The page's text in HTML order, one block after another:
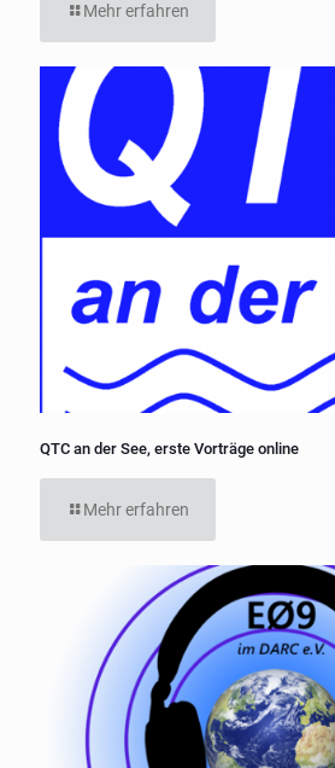
Mehr erfahren
QTC an der See, erste Vorträge online
Mehr erfahren